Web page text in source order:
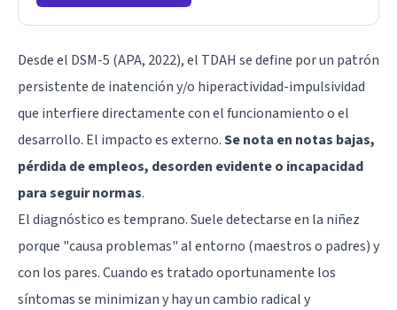
Desde el DSM-5 (APA, 2022), el TDAH se define por un patrón
persistente de inatención y/o hiperactividad-impulsividad
que interfiere directamente con el funcionamiento o el
desarrollo. El impacto es externo.Se nota en notas bajas,
pérdida de empleos, desorden evidente o incapacidad
para seguir normas.
El diagnóstico es temprano. Suele detectarse en la niñez
porque "causa problemas" al entorno (maestros o padres) y
con los pares. Cuando es tratado oportunamente los
síntomas se minimizan y hay un cambio radical y